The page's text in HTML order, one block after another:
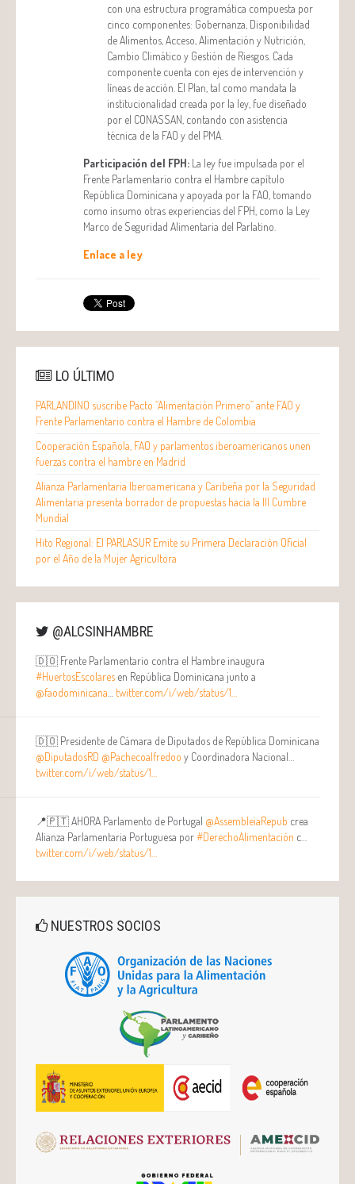
con una estructura programática compuesta por
cinco componentes: Gobernanza, Disponibilidad
de Alimentos, Acceso, Alimentación y Nutrición,
Cambio Climático y Gestión de Riesgos. Cada
componente cuenta con ejes de intervención y
líneas de acción. El Plan, tal como mandata la
institucionalidad creada por la ley, fue diseñado
por el CONASSAN, contando con asistencia
técnica de la FAO y del PMA.
Participación del FPH: La ley fue impulsada por el
Frente Parlamentario contra el Hambre capítulo
República Dominicana y apoyada por la FAO, tomando
como insumo otras experiencias del FPH, como la Ley
Marco de Seguridad Alimentaria del Parlatino.
Enlace a ley
LO ÚLTIMO
PARLANDINO suscribe Pacto “Alimentación Primero” ante FAO y
Frente Parlamentario contra el Hambre de Colombia
Cooperación Española, FAO y parlamentos iberoamericanos unen
fuerzas contra el hambre en Madrid
Alianza Parlamentaria Iberoamericana y Caribeña por la Seguridad
Alimentaria presenta borrador de propuestas hacia la III Cumbre
Mundial
Hito Regional: El PARLASUR Emite su Primera Declaración Oficial
por el Año de la Mujer Agricultora
@ALCSINHAMBRE
🇩🇴 Frente Parlamentario contra el Hambre inaugura
#HuertosEscolares en República Dominicana junto a
@faodominicana
twitter.com/i/web/status/1…
🇩🇴 Presidente de Cámara de Diputados de República Dominicana
@DiputadosRD @Pachecoalfredoo y Coordinadora Nacional…
twitter.com/i/web/status/1…
📍🇵🇹 AHORA Parlamento de Portugal @AssembleiaRepub crea
Alianza Parlamentaria Portuguesa por#DerechoAlimentación c…
twitter.com/i/web/status/1…
NUESTROS SOCIOS